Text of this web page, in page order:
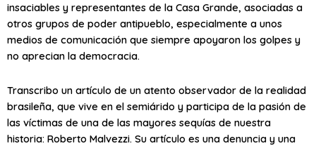
insaciables y representantes de la Casa Grande, asociadas a
otros grupos de poder antipueblo, especialmente a unos
medios de comunicación que siempre apoyaron los golpes y
no aprecian la democracia.
Transcribo un artículo de un atento observador de la realidad
brasileña, que vive en el semiárido y participa de la pasión de
las víctimas de una de las mayores sequías de nuestra
historia: Roberto Malvezzi. Su artículo es una denuncia y una